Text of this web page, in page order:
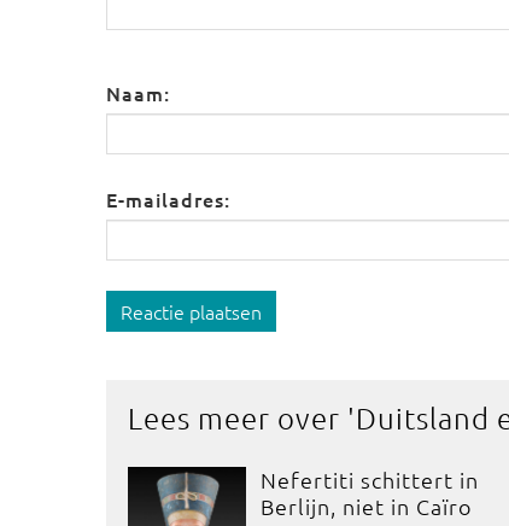
Naam:
E-mailadres:
Reactie plaatsen
Lees meer over 'Duitsland
Nefertiti schittert in
Berlijn, niet in Caïro